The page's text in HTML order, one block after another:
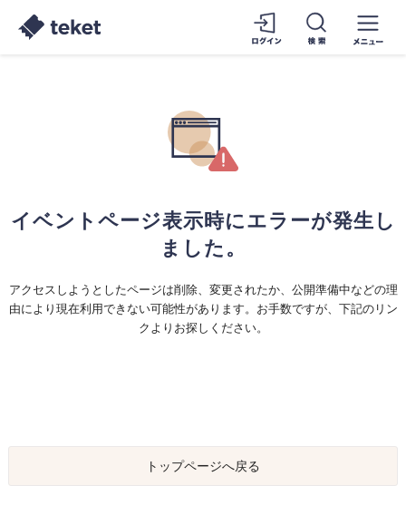
イベントページ表示時にエラーが発生し
ました。
アクセスしようとしたページは削除、変更されたか、公開準備中などの理
由により現在利用できない可能性があります。お手数ですが、下記のリン
クよりお探しください。
トップページへ戻る